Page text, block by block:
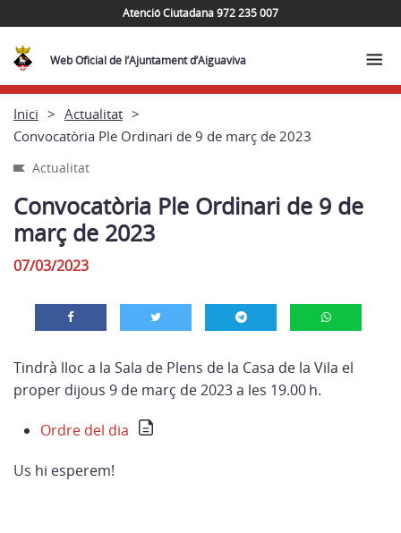
Atenció Ciutadana 972 235 007
Web Oficial de l’Ajuntament d’Aiguaviva
Inici
Actualitat
Convocatòria Ple Ordinari de 9 de març de 2023
Actualitat
Convocatòria Ple Ordinari de 9 de
març de 2023
07/03/2023
Tindrà lloc a la Sala de Plens de la Casa de la Vila el
proper dijous 9 de març de 2023 a les 19.00 h.
Ordre del dia
Us hi esperem!